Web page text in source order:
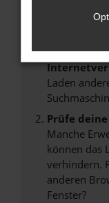
Beim Laden ist
Hier sind ein
Überprüfe
Laden
Prüfe
Manche
können das
verhindern.
anderen
Fenster?